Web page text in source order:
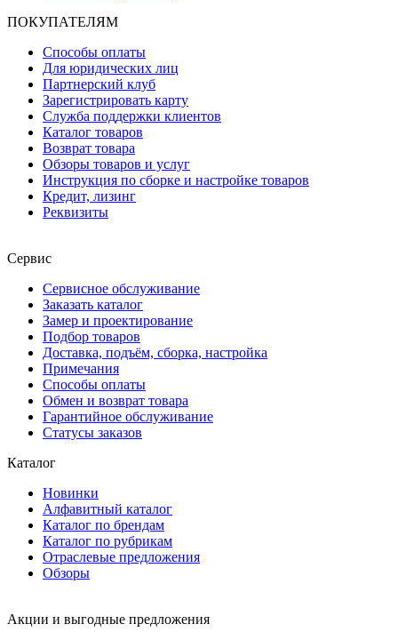
ПОКУПАТЕЛЯМ
Способы оплаты
Для юридических лиц
Партнерский клуб
Зарегистрировать карту
Служба поддержки клиентов
Каталог товаров
Возврат товара
Обзоры товаров и услуг
Инструкция по сборке и настройке товаров
Кредит, лизинг
Реквизиты
Сервис
Сервисное обслуживание
Заказать каталог
Замер и проектирование
Подбор товаров
Доставка, подъём, сборка, настройка
Примечания
Способы оплаты
Обмен и возврат товара
Гарантийное обслуживание
Статусы заказов
Каталог
Новинки
Алфавитный каталог
Каталог по брендам
Каталог по рубрикам
Отраслевые предложения
Обзоры
Акции и выгодные предложения